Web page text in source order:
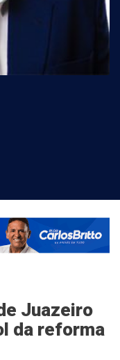
Juazeiro
da reforma